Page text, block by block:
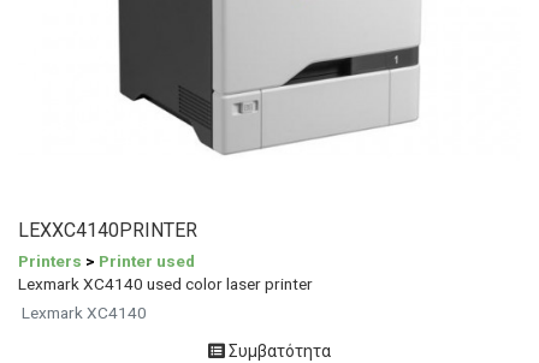
LEXXC4140PRINTER
Printers > Printer used
Lexmark XC4140 used color laser printer
Lexmark XC4140
Συμβατότητα